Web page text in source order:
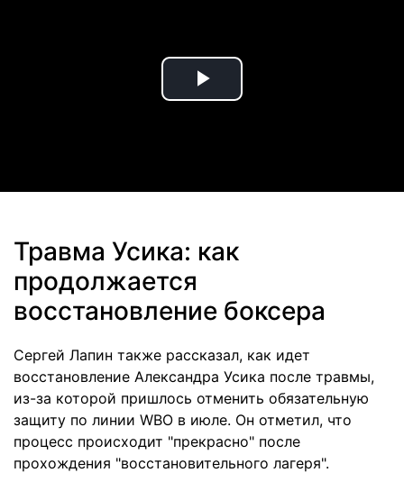
Play
Травма Усика: как
продолжается
восстановление боксера
Сергей Лапин также рассказал, как идет
восстановление Александра Усика после травмы,
из-за которой пришлось отменить обязательную
защиту по линии WBO в июле. Он отметил, что
процесс происходит "прекрасно" после
прохождения "восстановительного лагеря".